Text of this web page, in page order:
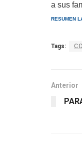
a sus
RESUMEN
Tags:
Anterior